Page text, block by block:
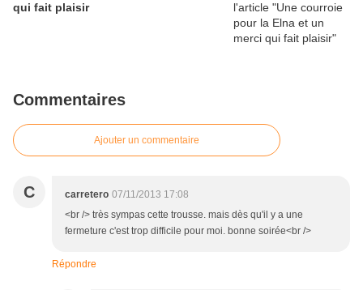
qui fait plaisir
Commentaires
Ajouter un commentaire
C carretero 07/11/2013 17:08
<br /> très sympas cette trousse. mais dès qu'il y a une
fermeture c'est trop difficile pour moi. bonne soirée<br />
Répondre